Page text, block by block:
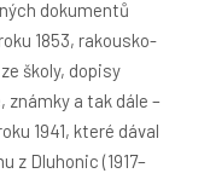
dokumentů
1853, rakousko-
školy, dopisy
a tak dále –
1941, které dával
z Dluhonic (1917–